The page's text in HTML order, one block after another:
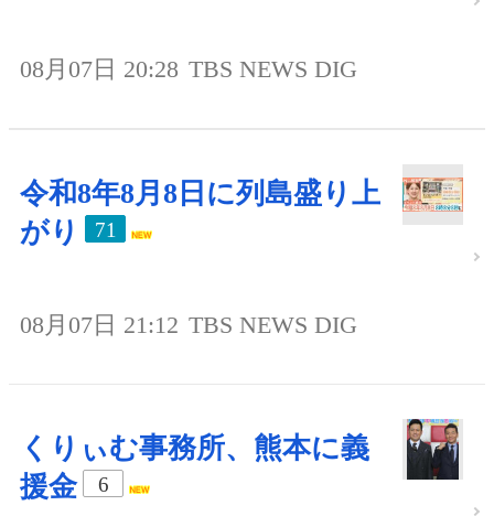
08月07日 20:28 TBS NEWS DIG
令和8年8月8日に列島盛り上
がり
71
08月07日 21:12 TBS NEWS DIG
くりぃむ事務所、熊本に義
援金
6